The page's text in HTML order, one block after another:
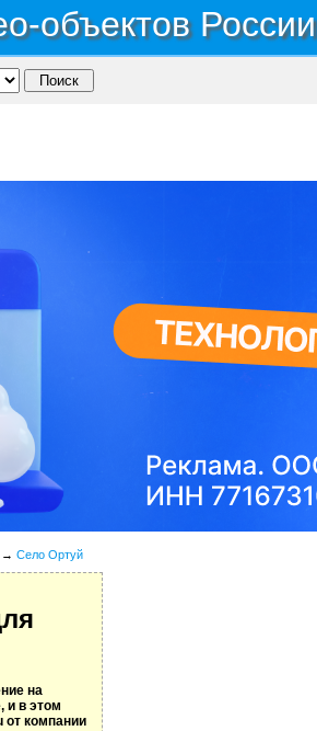
объектов России
→ Село Ортуй
на
и в этом
от компании